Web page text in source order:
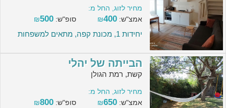
מחיר לזוג, החל מ:
אמצ"ש:
₪400 סופ"ש: ₪500
יחידות 1, מכונת קפה, מתאים למשפחות
הבייתה של יהלי
קשת, רמת הגולן
מחיר לזוג, החל מ:
אמצ"ש:
₪650 סופ"ש: ₪800